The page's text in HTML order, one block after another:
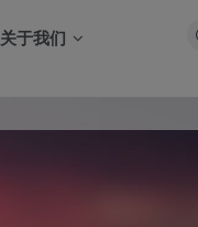
关于我们